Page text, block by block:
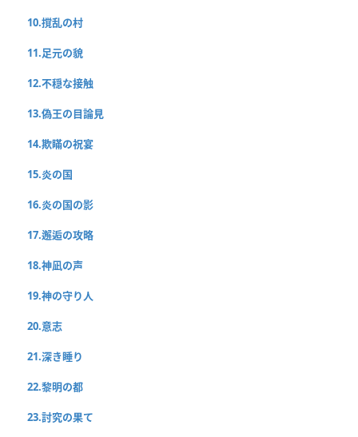
10.撹乱の村
11.足元の貌
12.不穏な接触
13.偽王の目論見
14.欺瞞の祝宴
15.炎の国
16.炎の国の影
17.邂逅の攻略
18.神凪の声
19.神の守り人
20.意志
21.深き睡り
22.黎明の都
23.討究の果て